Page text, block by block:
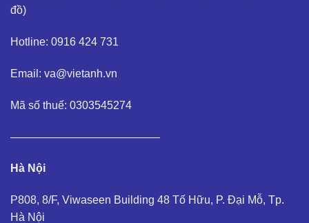
đồ)
Hotline: 0916 424 731
Email: va@vietanh.vn
Mã số thuế: 0303545274
—————————————–
Hà Nội
P808, 8/F, Viwaseen Building 48 Tố Hữu, P. Đại Mỗ, Tp.
Hà Nội